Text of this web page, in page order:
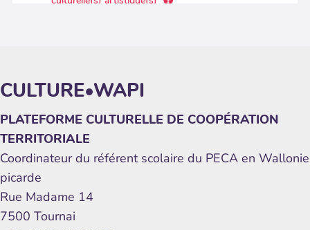
CULTURE•WAPI
PLATEFORME CULTURELLE DE COOPÉRATION
TERRITORIALE
Coordinateur du référent scolaire du PECA en Wallonie
picarde
Rue Madame 14
7500 Tournai